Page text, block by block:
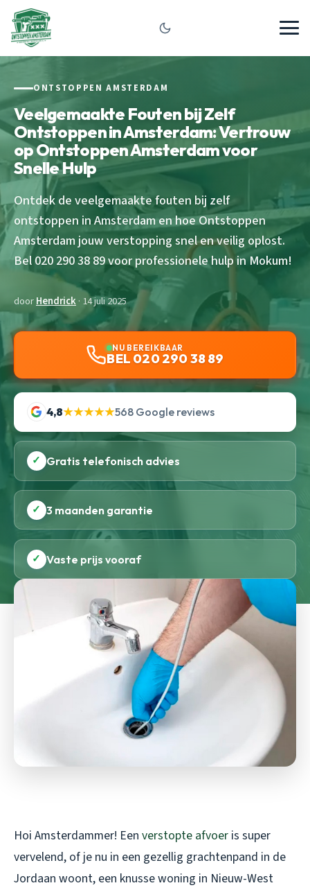
ONTSTOPPEN AMSTERDAM
Veelgemaakte Fouten bij Zelf
Ontstoppen in Amsterdam: Vertrouw
op Ontstoppen Amsterdam voor
Snelle Hulp
Ontdek de veelgemaakte fouten bij zelf
ontstoppen in Amsterdam en hoe Ontstoppen
Amsterdam jouw verstopping snel en veilig oplost.
Bel 020 290 38 89 voor professionele hulp in Mokum!
doorHendrick· 14 juli 2025
NU BEREIKBAAR
BEL 020 290 38 89
4,8★★★★★568 Google reviews
✓ Gratis telefonisch advies
✓ 3 maanden garantie
✓ Vaste prijs vooraf
Hoi Amsterdammer! Een verstopte afvoer is super
vervelend, of je nu in een gezellig grachtenpand in de
Jordaan woont, een knusse woning in Nieuw-West